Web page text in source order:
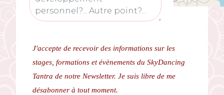
J'accepte de recevoir des informations sur les
stages, formations et évènements du SkyDancing
Tantra de notre Newsletter. Je suis libre de me
désabonner à tout moment.